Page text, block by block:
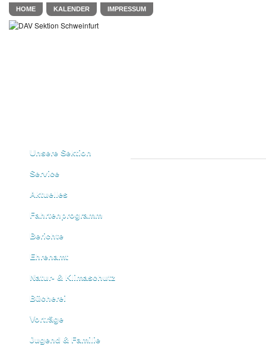
HOME KALENDER IMPRESSUM
Unsere Sektion
Service
Aktuelles
Fahrtenprogramm
Berichte
Ehrenamt
Natur- & Klimaschutz
Bücherei
Vorträge
Jugend & Familie